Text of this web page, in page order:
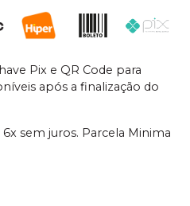
Pix e QR Code para
após a finalização do
6x sem juros. Parcela Minima